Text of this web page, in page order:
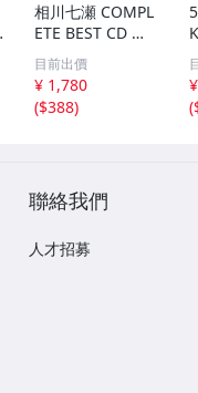
相川七瀬 COMPL
ETE BEST CD コ
ンプリートベスト
目前出價
¥ 1,780
($388)
/
(
聯絡我們
人才招募